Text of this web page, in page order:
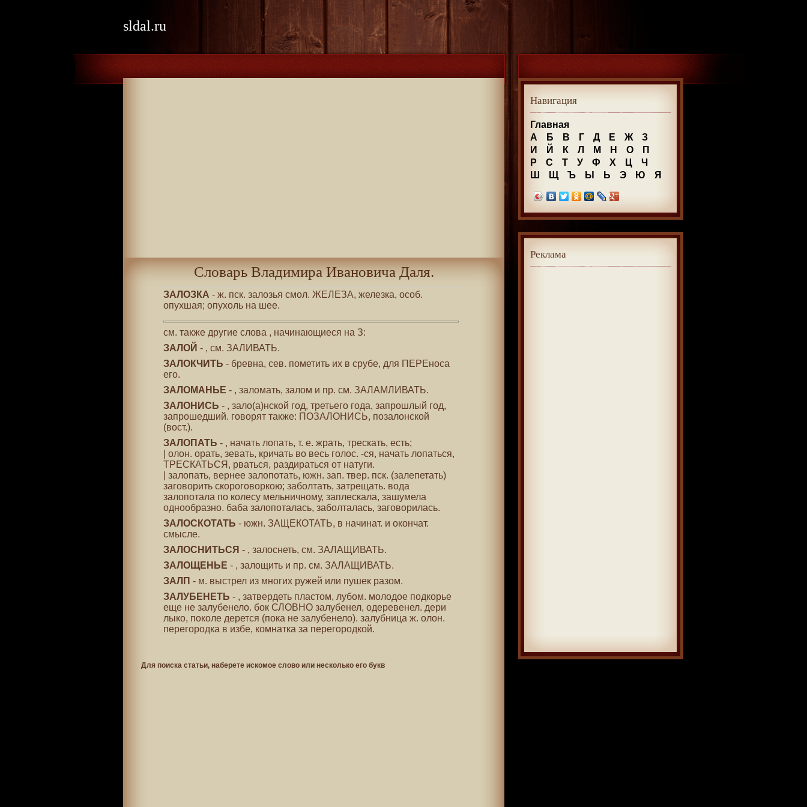
sldal.ru
Словарь Владимира Ивановича Даля.
ЗАЛОЗКА - ж. пск. залозья смол. ЖЕЛЕЗА, железка, особ.
опухшая; опухоль на шее.
см. также другие слова , начинающиеся на З:
ЗАЛОЙ - , см. ЗАЛИВАТЬ.
ЗАЛОКЧИТЬ - бревна, сев. пометить их в срубе, для ПЕРЕноса
его.
ЗАЛОМАНЬЕ - , заломать, залом и пр. см. ЗАЛАМЛИВАТЬ.
ЗАЛОНИСЬ - , зало(а)нской год, третьего года, запрошлый год,
запрошедший. говорят также: ПОЗАЛОНИСЬ, позалонской
(вост.).
ЗАЛОПАТЬ - , начать лопать, т. е. жрать, трескать, есть;
| олон. орать, зевать, кричать во весь голос. -ся, начать лопаться,
ТРЕСКАТЬСЯ, рваться, раздираться от натуги.
| залопать, вернее залопотать, южн. зап. твер. пск. (залепетать)
заговорить скороговоркою; заболтать, затрещать. вода
залопотала по колесу мельничному, заплескала, зашумела
однообразно. баба залопоталась, заболталась, заговорилась.
ЗАЛОСКОТАТЬ - южн. ЗАЩЕКОТАТЬ, в начинат. и окончат.
смысле.
ЗАЛОСНИТЬСЯ - , залоснеть, см. ЗАЛАЩИВАТЬ.
ЗАЛОЩЕНЬЕ - , залощить и пр. см. ЗАЛАЩИВАТЬ.
ЗАЛП - м. выстрел из многих ружей или пушек разом.
ЗАЛУБЕНЕТЬ - , затвердеть пластом, лубом. молодое подкорье
еще не залубенело. бок СЛОВНО залубенел, одеревенел. дери
лыко, поколе дерется (пока не залубенело). залубница ж. олон.
перегородка в избе, комнатка за перегородкой.
Для поиска статьи, наберете искомое слово или несколько его букв
Навигация
Главная
А
Б В Г Д Е Ж
З
И
Й К Л М Н О
П
Р
С Т У Ф Х Ц
Ч
Ш
Щ Ъ Ы Ь Э Ю Я
Реклама